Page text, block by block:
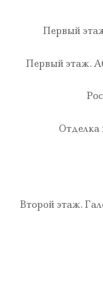
Первый
Первый этаж.
Отделка
Второй этаж.